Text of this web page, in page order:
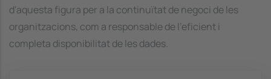
d'aquesta figura per a la continuïtat de negoci de les
organitzacions, com a responsable de l'eficient i
completa disponibilitat de les dades.